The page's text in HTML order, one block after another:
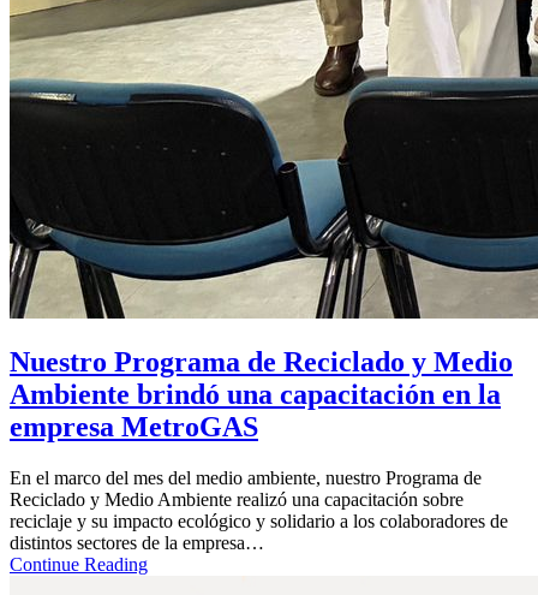
Nuestro Programa de Reciclado y Medio
Ambiente brindó una capacitación en la
empresa MetroGAS
En el marco del mes del medio ambiente, nuestro Programa de
Reciclado y Medio Ambiente realizó una capacitación sobre
reciclaje y su impacto ecológico y solidario a los colaboradores de
distintos sectores de la empresa…
Continue Reading